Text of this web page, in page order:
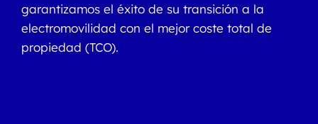
garantizamos el éxito de su transición a la
electromovilidad con el mejor coste total de
propiedad (TCO).